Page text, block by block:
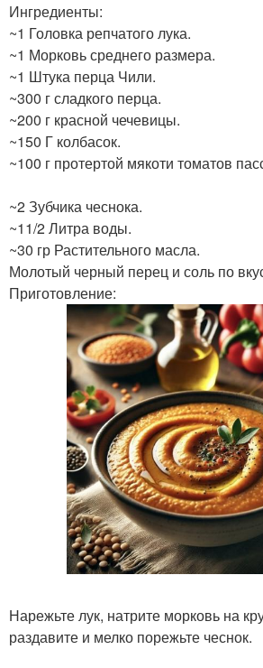
Ингредиенты:
~1 Головка репчатого лука.
~1 Морковь среднего размера.
~1 Штука перца Чили.
~300 г сладкого перца.
~200 г красной чечевицы.
~150 Г колбасок.
~100 г протертой мякоти томатов
~2 Зубчика чеснока.
~11/2 Литра воды.
~30 гр Растительного масла.
Молотый черный перец и соль по
Приготовление:
Нарежьте лук, натрите морковь на
раздавите и мелко порежьте чеснок.